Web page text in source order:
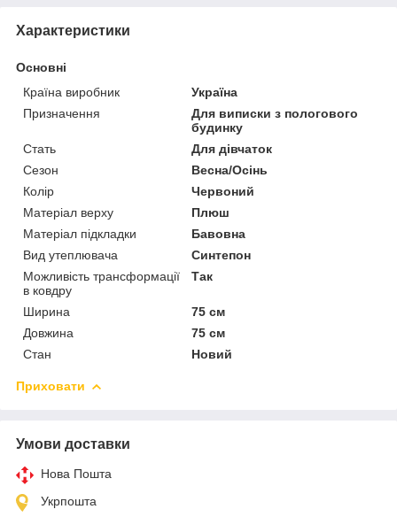
Характеристики
Основні
Країна виробник
Україна
Призначення
Для виписки з пологового
будинку
Стать
Для дівчаток
Сезон
Весна/Осінь
Колір
Червоний
Матеріал верху
Плюш
Матеріал підкладки
Бавовна
Вид утеплювача
Синтепон
Можливість трансформації
в ковдру
Так
Ширина
75 см
Довжина
75 см
Стан
Новий
Приховати
Умови доставки
Нова Пошта
Укрпошта